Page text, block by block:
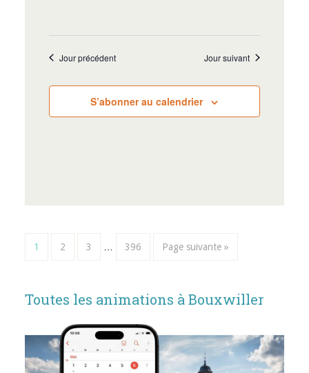
Jour précédent Jour suivant
S’abonner au calendrier
1 2 3 396 Page suivante »
Toutes les animations à Bouxwiller